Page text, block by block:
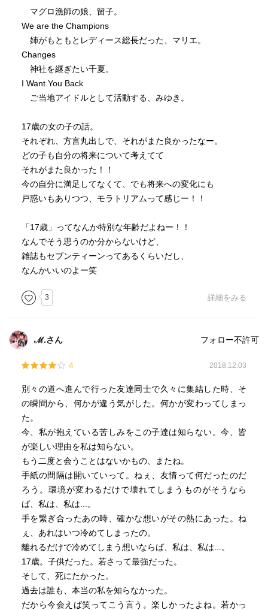
マグロ漁師の娘、留子。
We are the Champions
姉がもともとレディース総長だった、マリエ。
Changes
神社を継ぎたい千夏。
I Want You Back
ご当地アイドルとして活動する、みゆき。
17歳の女の子の話。
それぞれ、方言丸出しで、それがまた良かったなー。
どの子も自分の将来について考えてて
それがまた良かった！！
今の自分に満足してなくて、でも将来への変化にも
戸惑いもありつつ、モラトリアムって感じー！！
「17歳」ってなんか特別な年齢だよねー！！
なんでそう思うのか分からないけど、
雑誌もセブンティーンってあるくらいだし、
なんかいいのよー笑
3 詳細をみる
ℳ.さん フォロー不許可
4 2018.12.03
別々の道へ進んで行った友達同士で久々に集結した時、そ
の瞬間から、何かが違う気がした。何かが変わってしまっ
た。
今、私が抱えている苦しみをこの子達は知らない。今、皆
が楽しい理由を私は知らない。
もう二度と会うことはないかもの、またね。
手紙の間隔は開いていって。ねぇ、友情って何だったのだ
ろう。環境が変わるだけで壊れてしまうものがそうなら
ば、私は、私は...。
手を繋ぎ合ったあの時、確かな想いがその熱にあった。ね
ぇ、あれはいつ冷めてしまったの。
離れるだけで冷めてしまう想いならば、私は、私は...。
17歳。子供だった。若さって最強だった。
そして、死にたかった。
過去は誰も、本当の私を知らなかった。
だから今会えば笑ってこう言う。楽しかったよね。若かっ